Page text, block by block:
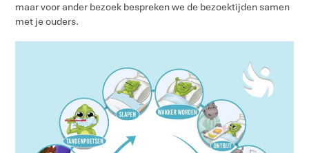
maar voor ander bezoek bespreken we de bezoektijden samen
met je ouders.